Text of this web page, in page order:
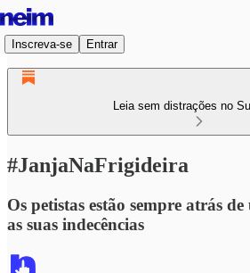
Inscreva-se Entrar
Leia sem distrações no
#JanjaNaFrigideira
Os petistas estão sempre atrás
as suas indecências